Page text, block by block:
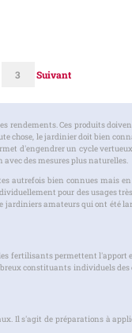
la page
Page
3 Page
Suivant
Ces produits
chose, le jardinier doit bien
d'engendrer un cycle
des mesures plus naturelles.
autrefois bien connues mais
pour des usages
jardiniers amateurs qui ont
fertilisants permettent
constituants individuels
Il s'agit de préparations à